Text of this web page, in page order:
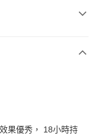
果優秀， 18小時持